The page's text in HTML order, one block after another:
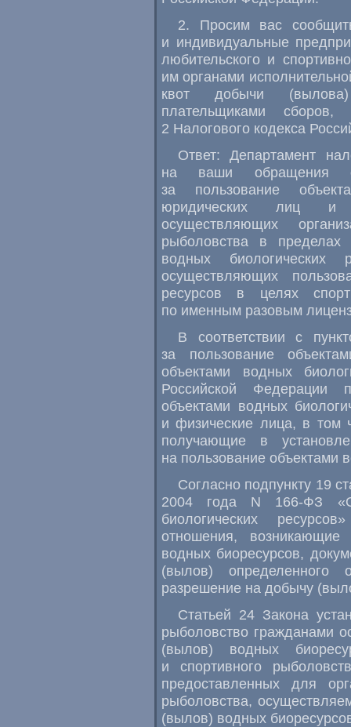
2. Просим вас
и индивидуальные
любительского и
им органами
квот добычи
плательщиками
2 Налогового кодекса
Ответ: Департамент
на ваши обращения о
за пользование
юридических лиц и
осуществляющих
рыболовства в
водных
осуществляющих
ресурсов в целях
по именным разовым
В соответствии с
за пользование
объектами водных
Российской Федерации
объектами водных
и физические лица, в том
получающие в
на пользование объектами
Согласно подпункту 19
2004 года N 166-ФЗ
биологических
отношения,
водных биоресурсов,
(вылов) определенного
разрешение на добычу
Статьей 24 Закона
рыболовство гражданами
(вылов) водных
и спортивного
предоставленных для
рыболовства,
(вылов) водных